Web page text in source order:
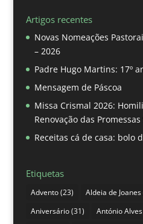
Artigos recentes
Novas Nomeações
– 2026
Padre Hugo Martins: 17º
Mensagem de Páscoa
Missa Crismal 2026:
Renovação das
Receitas cá de casa: bolo
Etiquetas
Advento(23) Aldeia de Joanes
Aniversário(31) António